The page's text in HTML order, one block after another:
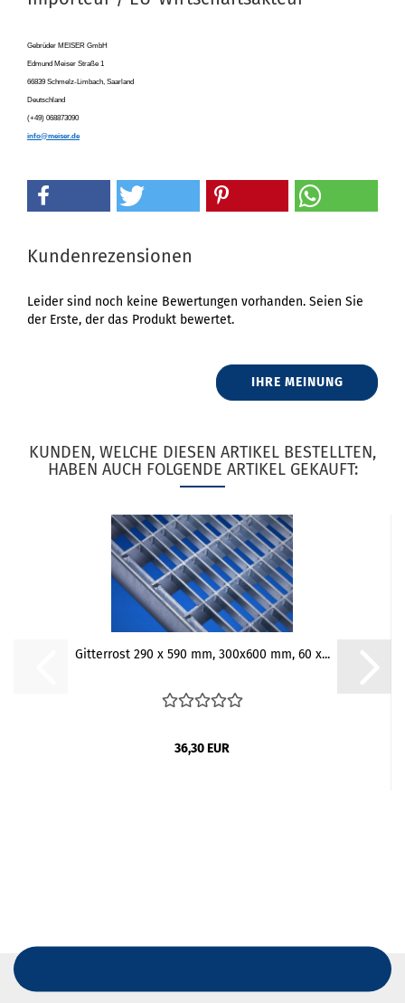
Gebrüder MEISER GmbH
Edmund Meiser Straße 1
66839 Schmelz-Limbach, Saarland
Deutschland
(+49) 068873090
info@meiser.de
Kundenrezensionen
Leider sind noch keine Bewertungen vorhanden. Seien Sie
der Erste, der das Produkt bewertet.
IHRE MEINUNG
KUNDEN, WELCHE DIESEN ARTIKEL BESTELLTEN,
HABEN AUCH FOLGENDE ARTIKEL GEKAUFT:
Gitterrost 290 x 590 mm, 300x600 mm, 60 x...
36,30 EUR